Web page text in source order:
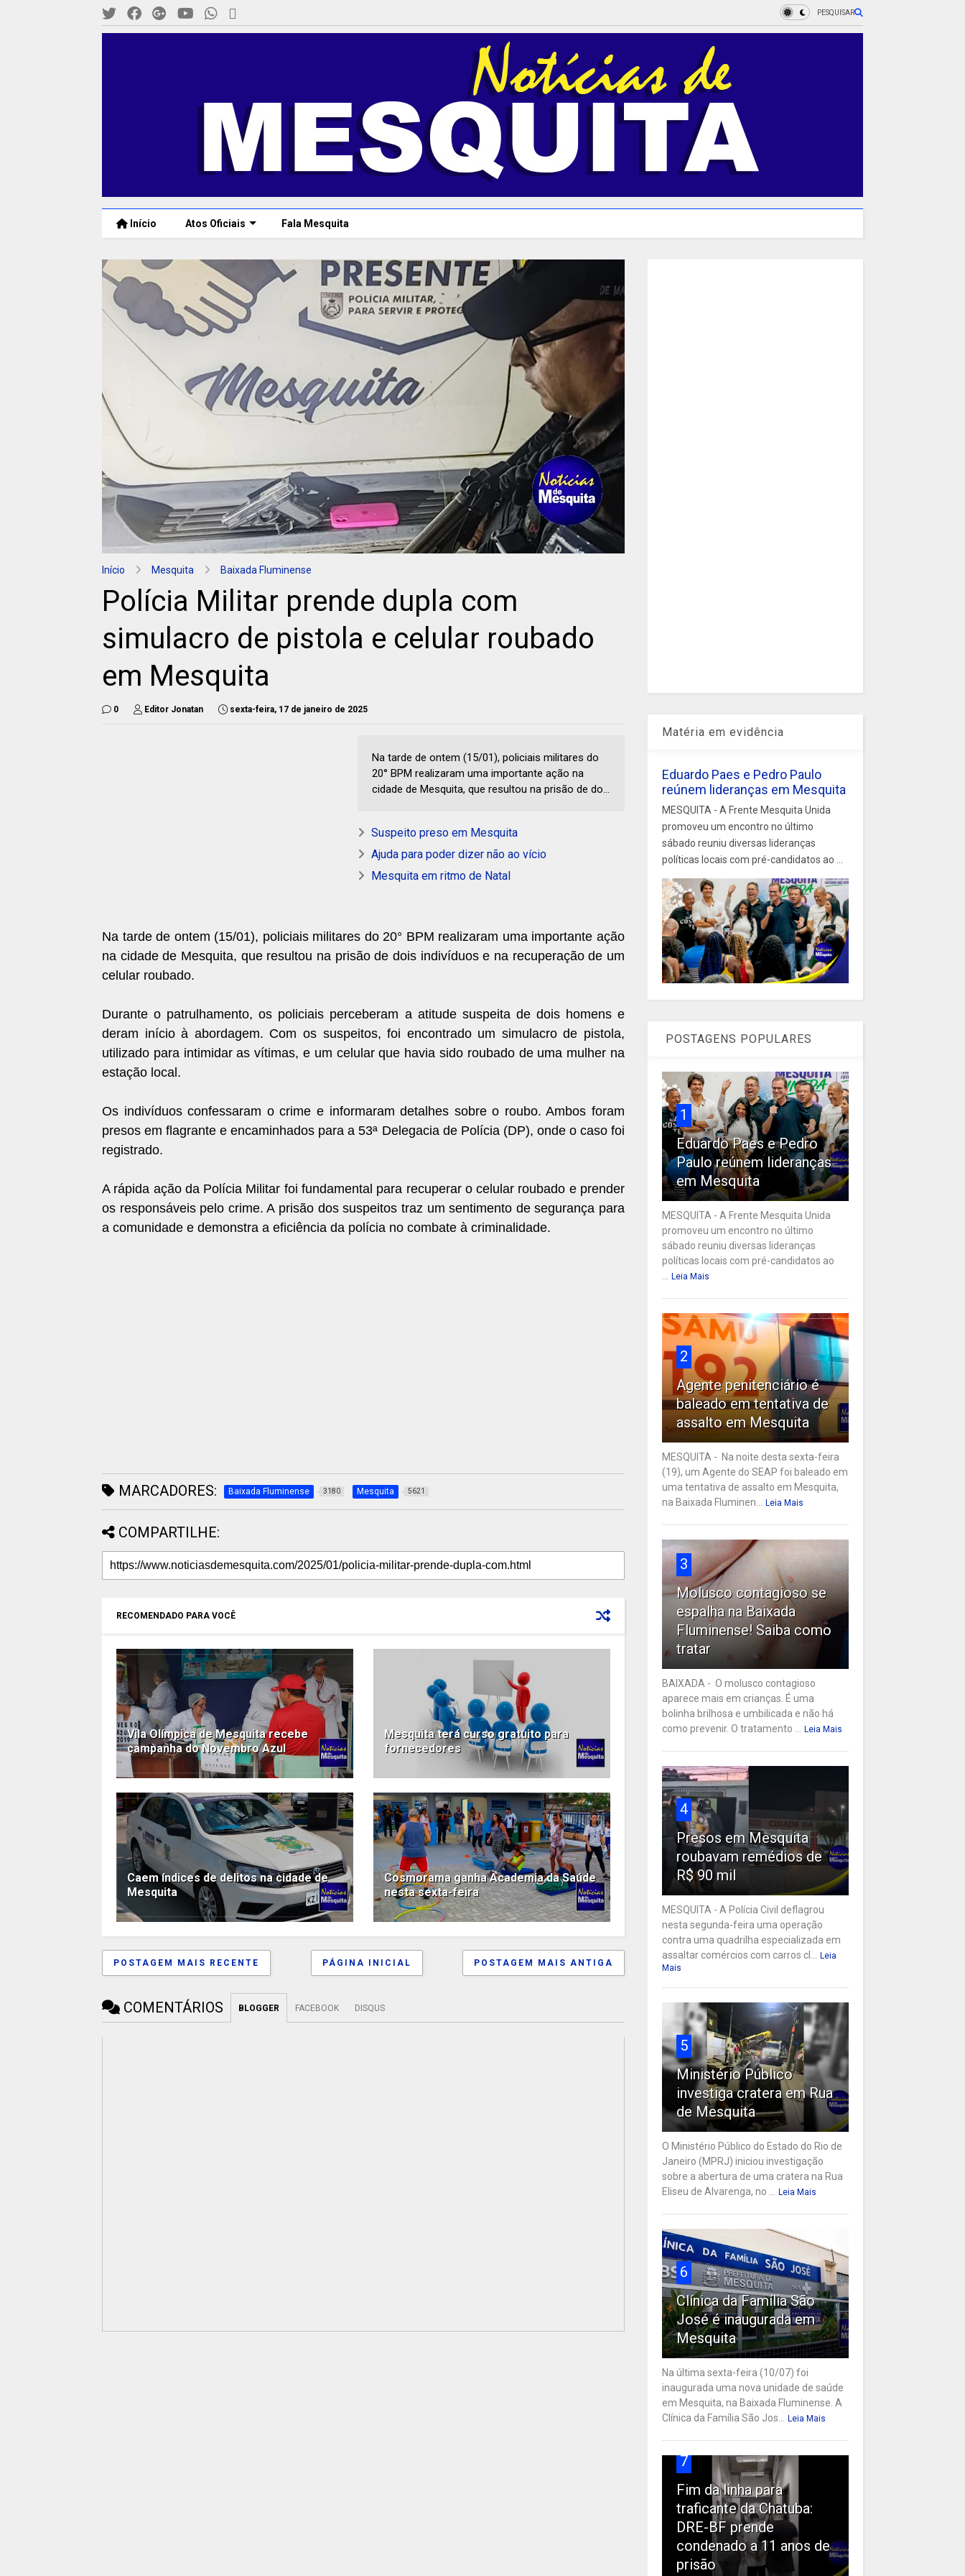
PESQUISAR
Início Atos Oficiais Fala Mesquita
Início Mesquita Baixada Fluminense
Polícia Militar prende dupla com
simulacro de pistola e celular roubado
em Mesquita
0 Editor Jonatan sexta-feira, 17 de janeiro de 2025
Na tarde de ontem (15/01), policiais militares do
20° BPM realizaram uma importante ação na
cidade de Mesquita, que resultou na prisão de do...
Suspeito preso em Mesquita
Ajuda para poder dizer não ao vício
Mesquita em ritmo de Natal
Na tarde de ontem (15/01), policiais militares do 20° BPM realizaram uma importante ação
na cidade de Mesquita, que resultou na prisão de dois indivíduos e na recuperação de um
celular roubado.
Durante o patrulhamento, os policiais perceberam a atitude suspeita de dois homens e
deram início à abordagem. Com os suspeitos, foi encontrado um simulacro de pistola,
utilizado para intimidar as vítimas, e um celular que havia sido roubado de uma mulher na
estação local.
Os indivíduos confessaram o crime e informaram detalhes sobre o roubo. Ambos foram
presos em flagrante e encaminhados para a 53ª Delegacia de Polícia (DP), onde o caso foi
registrado.
A rápida ação da Polícia Militar foi fundamental para recuperar o celular roubado e prender
os responsáveis pelo crime. A prisão dos suspeitos traz um sentimento de segurança para
a comunidade e demonstra a eficiência da polícia no combate à criminalidade.
MARCADORES: Baixada Fluminense 3180 Mesquita 5621
COMPARTILHE:
RECOMENDADO PARA VOCÊ
Vila Olímpica de Mesquita recebe
campanha do Novembro Azul
Mesquita terá curso gratuito para
fornecedores
Caem índices de delitos na cidade de
Mesquita
Cosmorama ganha Academia da Saúde
nesta sexta-feira
POSTAGEM MAIS RECENTE POSTAGEM MAIS ANTIGA
PÁGINA INICIAL
COMENTÁRIOS BLOGGER FACEBOOK DISQUS
Matéria em evidência
Eduardo Paes e Pedro Paulo
reúnem lideranças em Mesquita
MESQUITA - A Frente Mesquita Unida
promoveu um encontro no último
sábado reuniu diversas lideranças
políticas locais com pré-candidatos ao ...
POSTAGENS POPULARES
1
Eduardo Paes e Pedro
Paulo reúnem lideranças
em Mesquita
MESQUITA - A Frente Mesquita Unida
promoveu um encontro no último
sábado reuniu diversas lideranças
políticas locais com pré-candidatos ao
... Leia Mais
2
Agente penitenciário é
baleado em tentativa de
assalto em Mesquita
MESQUITA - Na noite desta sexta-feira
(19), um Agente do SEAP foi baleado em
uma tentativa de assalto em Mesquita,
na Baixada Fluminen... Leia Mais
3
Molusco contagioso se
espalha na Baixada
Fluminense! Saiba como
tratar
BAIXADA - O molusco contagioso
aparece mais em crianças. É uma
bolinha brilhosa e umbilicada e não há
como prevenir. O tratamento ... Leia Mais
4
Presos em Mesquita
roubavam remédios de
R$ 90 mil
MESQUITA - A Polícia Civil deflagrou
nesta segunda-feira uma operação
contra uma quadrilha especializada em
assaltar comércios com carros cl... Leia
Mais
5
Ministério Público
investiga cratera em Rua
de Mesquita
O Ministério Público do Estado do Rio de
Janeiro (MPRJ) iniciou investigação
sobre a abertura de uma cratera na Rua
Eliseu de Alvarenga, no ... Leia Mais
6
Clínica da Família São
José é inaugurada em
Mesquita
Na última sexta-feira (10/07) foi
inaugurada uma nova unidade de saúde
em Mesquita, na Baixada Fluminense. A
Clínica da Família São Jos... Leia Mais
7
Fim da linha para
traficante da Chatuba:
DRE-BF prende
condenado a 11 anos de
prisão